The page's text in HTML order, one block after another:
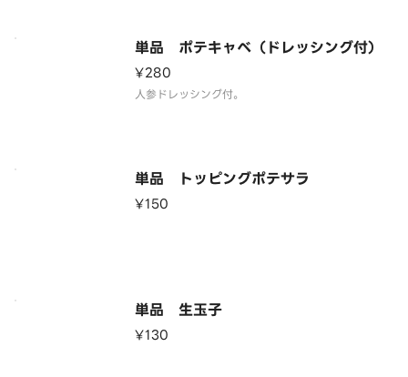
単品 ポテキャベ（ドレッシング付）
¥280
人参ドレッシング付。
単品 トッピングポテサラ
¥150
単品 生玉子
¥130